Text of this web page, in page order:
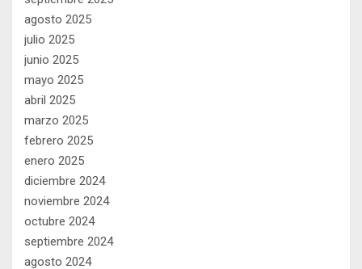
agosto 2025
julio 2025
junio 2025
mayo 2025
abril 2025
marzo 2025
febrero 2025
enero 2025
diciembre 2024
noviembre 2024
octubre 2024
septiembre 2024
agosto 2024